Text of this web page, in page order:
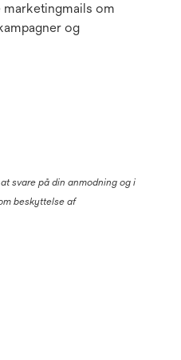
om
og
svare på din anmodning og i
beskyttelse af